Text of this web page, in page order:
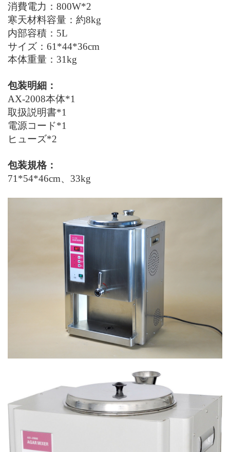
消費電力：800W*2
寒天材料容量：約8kg
内部容積： 5L
サイズ：61*44*36cm
本体重量：31kg
包装明細：
AX-2008本体*1
取扱説明書*1
電源コード*1
ヒューズ*2
包装規格：
71*54*46cm、33kg